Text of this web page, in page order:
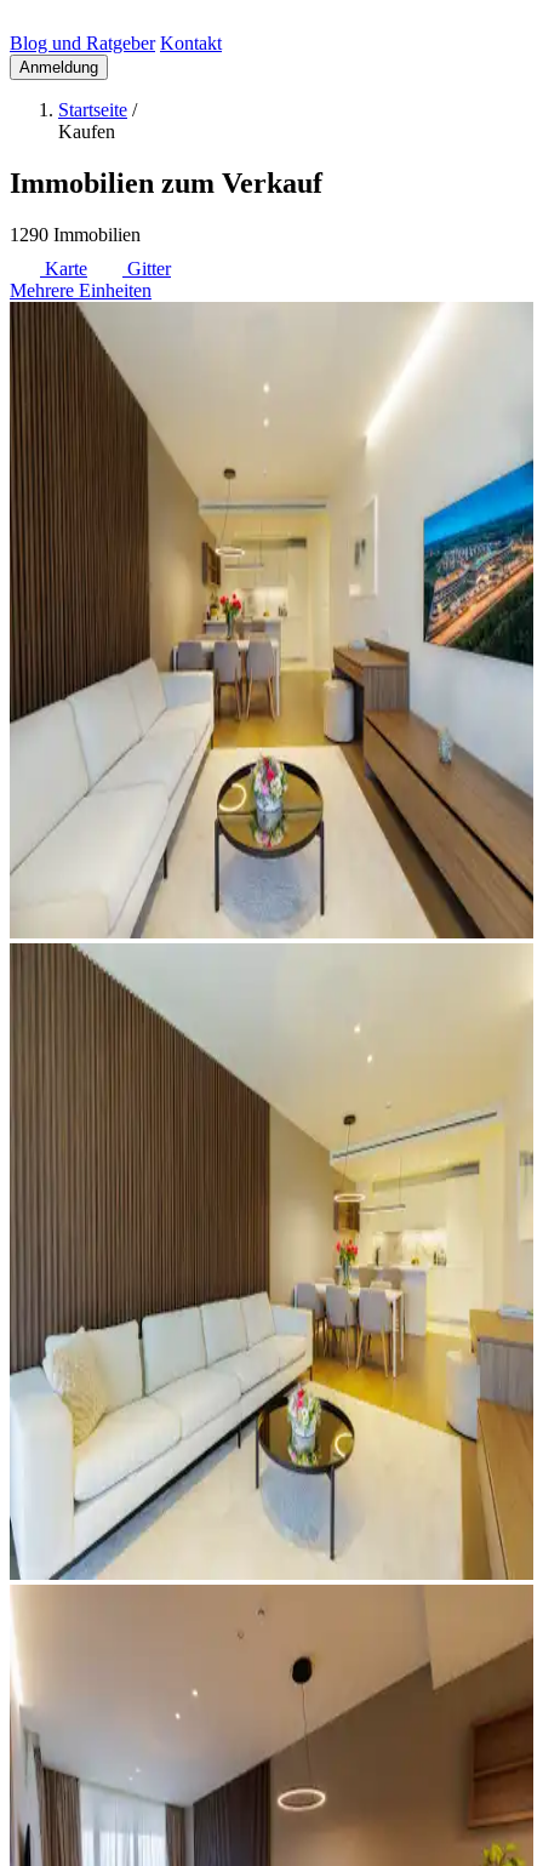
Blog und Ratgeber Kontakt
Anmeldung
Startseite /
Kaufen
Immobilien zum Verkauf
1290 Immobilien
Karte
Gitter
Mehrere Einheiten